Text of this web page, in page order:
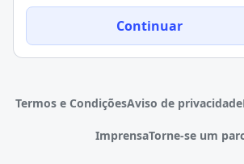
Continuar
Termos e CondiçõesAviso de privacidade
ImprensaTorne-se um